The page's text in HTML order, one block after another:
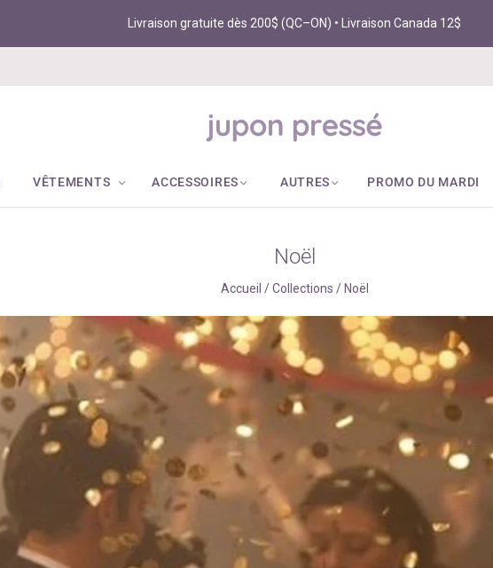
Livraison gratuite dès 200$ (QC–ON) • Livraison Canada 12$
VÊTEMENTS ACCESSOIRES AUTRES PROMO DU MARDI
Noël
Accueil / Collections / Noël